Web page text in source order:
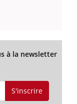
à la newsletter
S'inscrire